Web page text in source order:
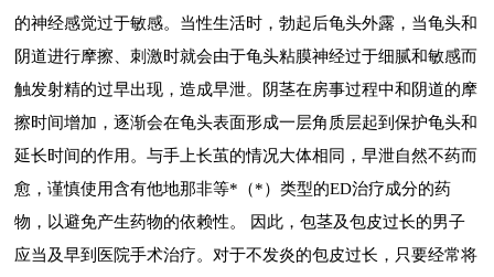
的神经感觉过于敏感。当性生活时，勃起后龟头外露，当龟头和
阴道进行摩擦、刺激时就会由于龟头粘膜神经过于细腻和敏感而
触发射精的过早出现，造成早泄。阴茎在房事过程中和阴道的摩
擦时间增加，逐渐会在龟头表面形成一层角质层起到保护龟头和
延长时间的作用。与手上长茧的情况大体相同，早泄自然不药而
愈，谨慎使用含有他地那非等*（*）类型的ED治疗成分的药
物，以避免产生药物的依赖性。 因此，包茎及包皮过长的男子
应当及早到医院手术治疗。对于不发炎的包皮过长，只要经常将